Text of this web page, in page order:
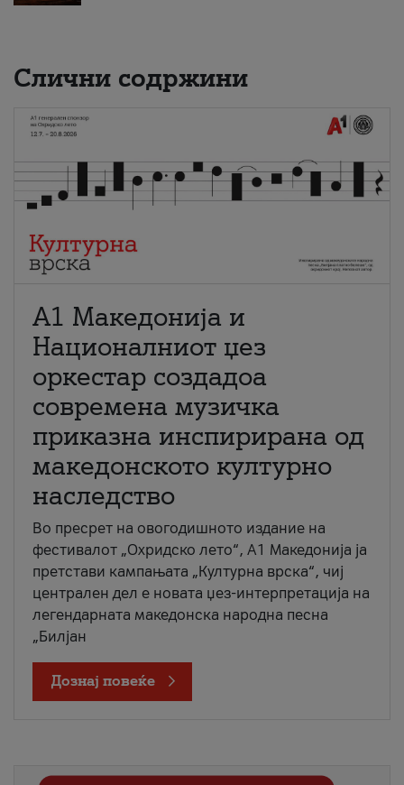
Слични содржини
А1 Македонија и
Националниот џез
оркестар создадоа
современа музичка
приказна инспирирана од
македонското културно
наследство
Во пресрет на овогодишното издание на
фестивалот „Охридско лето“, А1 Македонија ја
претстави кампањата „Културна врска“, чиј
централен дел е новата џез-интерпретација на
легендарната македонска народна песна
„Билјан
Дознај повеќе